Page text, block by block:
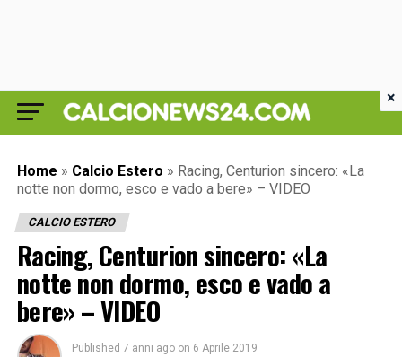
Home » Calcio Estero » Racing, Centurion sincero: «La
notte non dormo, esco e vado a bere» – VIDEO
CALCIO ESTERO
Racing, Centurion sincero: «La
notte non dormo, esco e vado a
bere» – VIDEO
Published 7 anni ago on 6 Aprile 2019
×